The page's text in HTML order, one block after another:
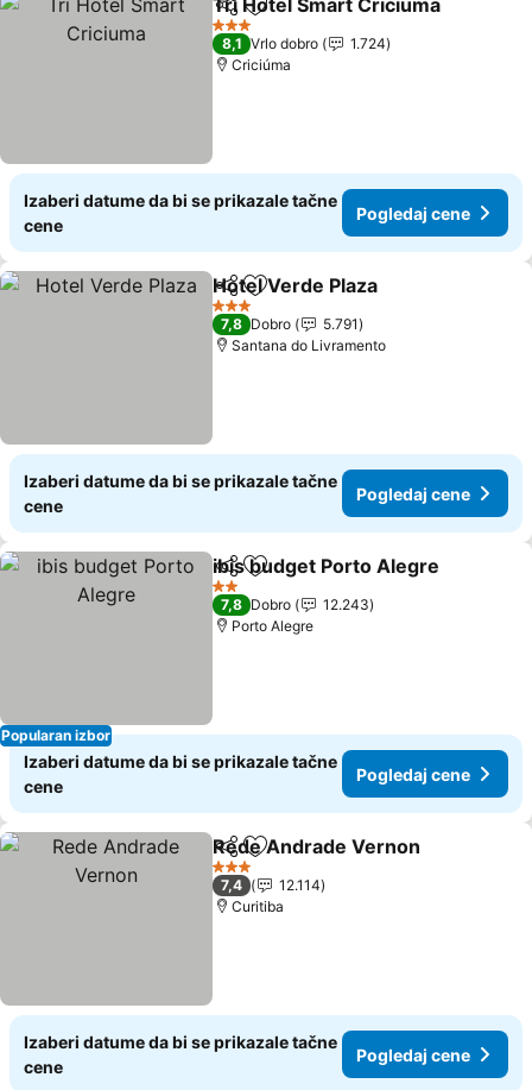
Deli Dodati u favorite
Tri Hotel Smart Criciuma
3 Zvezdice
8,1 Vrlo dobro
1.724
Criciúma
Izaberi datume da bi se prikazale tačne
cene
Pogledaj cene
Deli Dodati u favorite
Hotel Verde Plaza
3 Zvezdice
7,8 Dobro
5.791
Santana do Livramento
Izaberi datume da bi se prikazale tačne
cene
Pogledaj cene
Popularan izbor
Deli Dodati u favorite
ibis budget Porto Alegre
2 Zvezdice
7,8 Dobro
12.243
Porto Alegre
Izaberi datume da bi se prikazale tačne
cene
Pogledaj cene
Deli Dodati u favorite
Rede Andrade Vernon
3 Zvezdice
7,4
12.114
Curitiba
Izaberi datume da bi se prikazale tačne
cene
Pogledaj cene